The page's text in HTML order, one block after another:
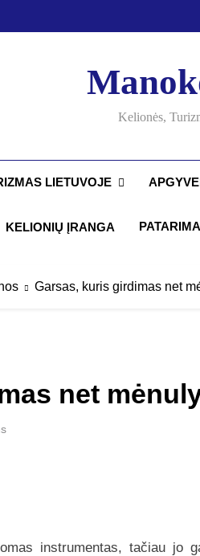
Kelionės,
LIETUVOJE
KELIONIŲ ĮRANGA
Garsas, kuris girdimas net
net
instrumentas, tačiau jo